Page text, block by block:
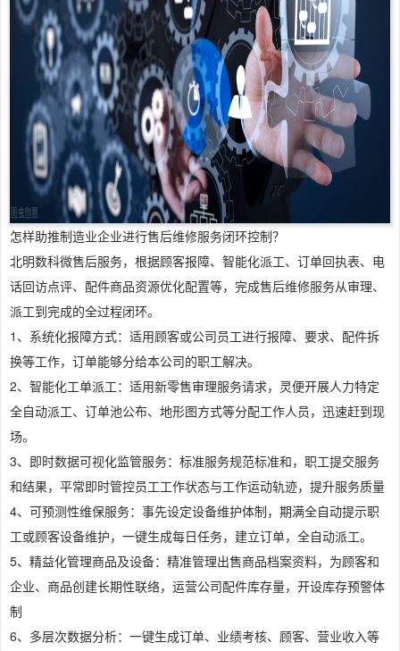
怎样助推制造业企业进行售后维修服务闭环控制？
北明数科微售后服务，根据顾客报障、智能化派工、订单回执表、电
话回访点评、配件商品资源优化配置等，完成售后维修服务从审理、
派工到完成的全过程闭环。
1、系统化报障方式：适用顾客或公司员工进行报障、要求、配件拆
换等工作，订单能够分给本公司的职工解决。
2、智能化工单派工：适用新零售审理服务请求，灵便开展人力特定
全自动派工、订单池公布、地形图方式等分配工作人员，迅速赶到现
场。
3、即时数据可视化监管服务：标准服务规范标准和，职工提交服务
和结果，平常即时管控员工工作状态与工作运动轨迹，提升服务质量
4、可预测性维保服务：事先设定设备维护体制，期满全自动提示职
工或顾客设备维护，一键生成每日任务，建立订单，全自动派工。
5、精益化管理商品及设备：精准管理出售商品档案资料，为顾客和
企业、商品创建长期性联络，运营公司配件库存量，开设库存预警体
制
6、多层次数据分析：一键生成订单、业绩考核、顾客、营业收入等